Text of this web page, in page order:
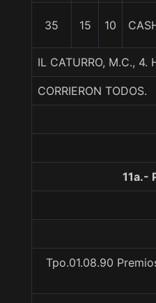
35 15 10
IL CATURRO, M.C., 4.
CORRIERON TODOS.
11a.-
Tpo.01.08.90